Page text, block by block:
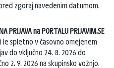
zgoraj navedenim datumom.
PRIJAVA na PORTALU PRIJAVIM.SE
spletno v časovno omejenem
do vključno 24. 8. 2026 do
2. 9. 2026 na skupinsko vožnjo.